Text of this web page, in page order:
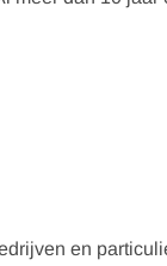
maat.
en